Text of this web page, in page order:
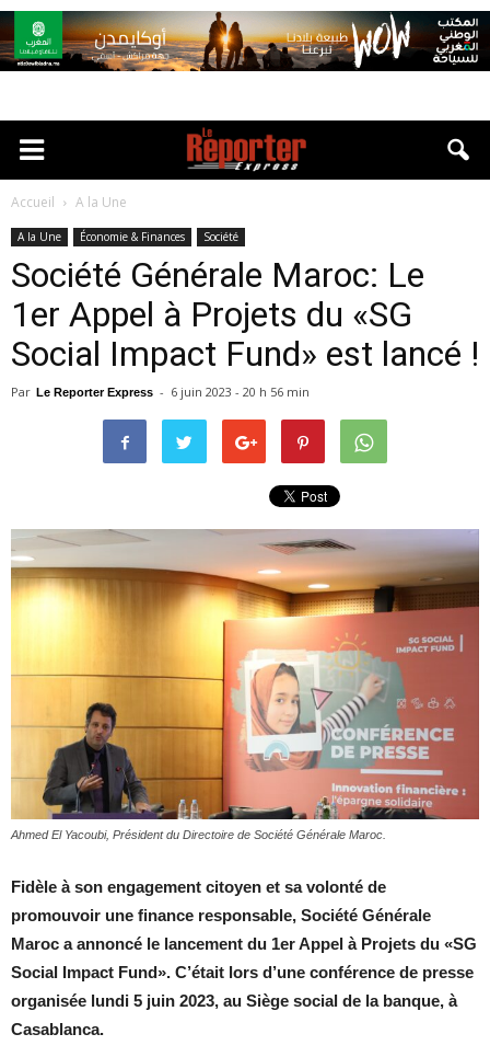
Accueil A la Une
A la Une Économie & Finances Société
Société Générale Maroc: Le
1er Appel à Projets du «SG
Social Impact Fund» est lancé !
Par Le Reporter Express - 6 juin 2023 - 20 h 56 min
Ahmed El Yacoubi, Président du Directoire de Société Générale Maroc.
Fidèle à son engagement citoyen et sa volonté de
promouvoir une finance responsable, Société Générale
Maroc a annoncé le lancement du 1er Appel à Projets du «SG
Social Impact Fund». C’était lors d’une conférence de presse
organisée lundi 5 juin 2023, au Siège social de la banque, à
Casablanca.